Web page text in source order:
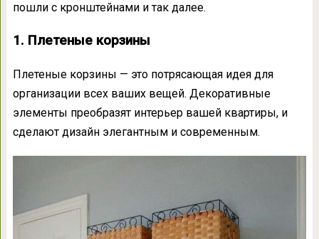
пошли с кронштейнами и так далее.
1. Плетеные корзины
Плетеные корзины — это потрясающая идея для
организации всех ваших вещей. Декоративные
элементы преобразят интерьер вашей квартиры, и
сделают дизайн элегантным и современным.